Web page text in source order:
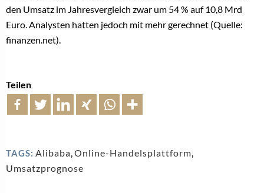
den Umsatz im Jahresvergleich zwar um 54 % auf 10,8 Mrd
Euro. Analysten hatten jedoch mit mehr gerechnet (Quelle:
finanzen.net).
Teilen
TAGS: Alibaba,Online-Handelsplattform,
Umsatzprognose